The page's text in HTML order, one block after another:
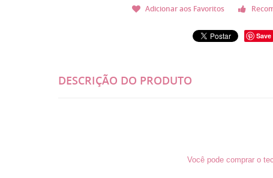
Adicionar aos Favoritos
Save
DESCRIÇÃO DO PRODUTO
Você pode comprar o